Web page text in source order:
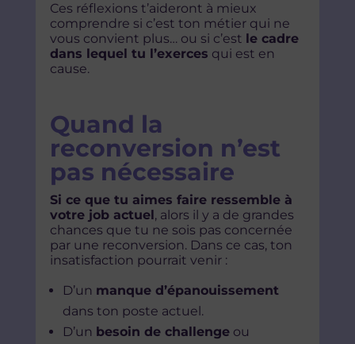
Ces réflexions t’aideront à mieux
comprendre si c’est ton métier qui ne
vous convient plus… ou si c’est le cadre
dans lequel tu l’exerces qui est en
cause.
Quand la
reconversion n’est
pas nécessaire
Si ce que tu aimes faire ressemble à
votre job actuel, alors il y a de grandes
chances que tu ne sois pas concernée
par une reconversion. Dans ce cas, ton
insatisfaction pourrait venir :
D’un manque d’épanouissement
dans ton poste actuel.
D’un besoin de challengeou